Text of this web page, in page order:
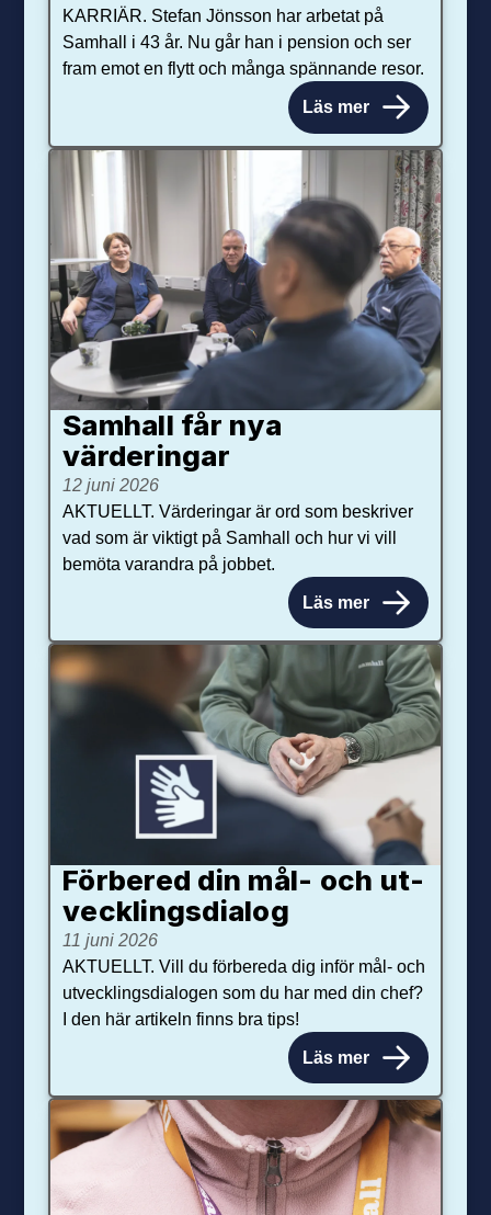
KARRIÄR. Stefan Jönsson har arbetat på
Samhall i 43 år. Nu går han i pension och ser
fram emot en flytt och många spännande resor.
Läs mer
Samhall får nya
värdering­ar
12 juni 2026
AKTUELLT. Värderingar är ord som beskriver
vad som är viktigt på Samhall och hur vi vill
bemöta varandra på jobbet.
Läs mer
Förbered din mål- och ut­
veck­lings­dialog
11 juni 2026
AKTUELLT. Vill du förbereda dig inför mål- och
utvecklingsdialogen som du har med din chef?
I den här artikeln finns bra tips!
Läs mer